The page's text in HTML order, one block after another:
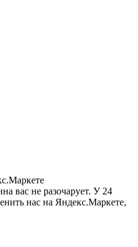
вас не разочарует. У 24
нас на Яндекс.Маркете,